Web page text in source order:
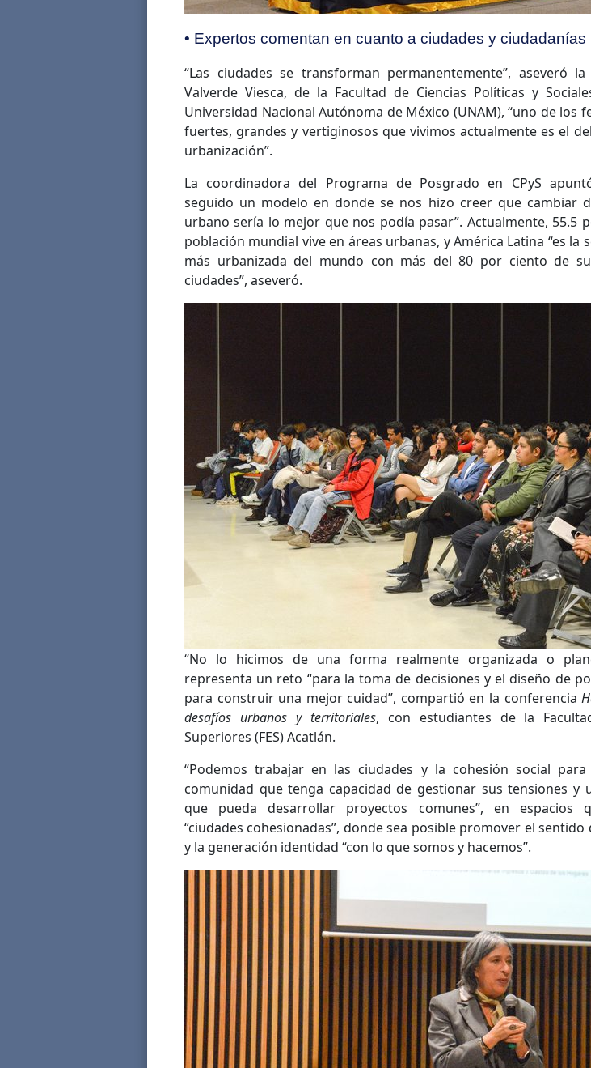
• Expertos comentan en cuanto a ciudades y ciudadanías
“Las ciudades se transforman permanentemente”, aseveró
Valverde Viesca, de la Facultad de Ciencias Políticas y
Universidad Nacional Autónoma de México (UNAM), “uno de los
fuertes, grandes y vertiginosos que vivimos actualmente es el
urbanización”.
La coordinadora del Programa de Posgrado en CPyS
seguido un modelo en donde se nos hizo creer que cambiar
urbano sería lo mejor que nos podía pasar”. Actualmente, 55.5
población mundial vive en áreas urbanas, y América Latina “es la
más urbanizada del mundo con más del 80 por ciento de
ciudades”, aseveró.
“No lo hicimos de una forma realmente organizada o
representa un reto “para la toma de decisiones y el diseño de
para construir una mejor cuidad”, compartió en la conferencia
desafíos urbanos y territoriales, con estudiantes de la
Superiores (FES) Acatlán.
“Podemos trabajar en las ciudades y la cohesión social
comunidad que tenga capacidad de gestionar sus tensiones y
que pueda desarrollar proyectos comunes”, en espacios
“ciudades cohesionadas”, donde sea posible promover el sentido
y la generación identidad “con lo que somos y hacemos”.